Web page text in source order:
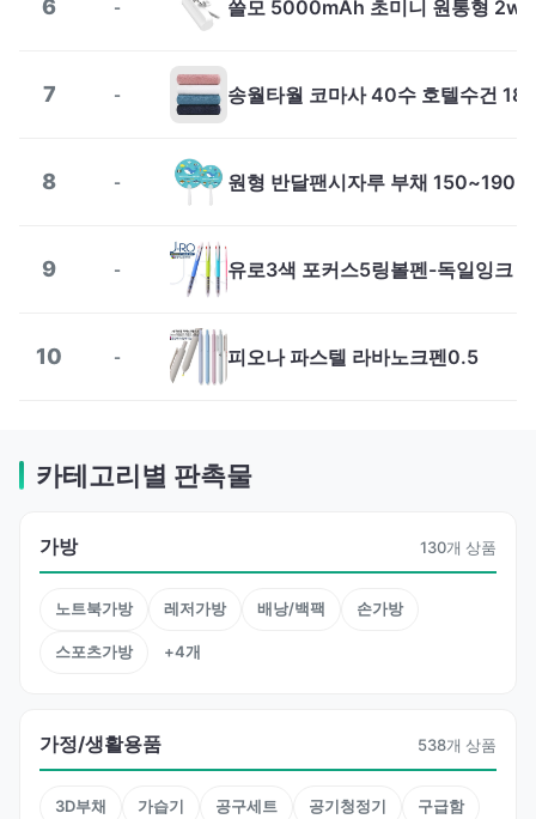
6 -
7 -
8 - 원형 반달팬시자루 부채
9 - 유로3색 포커스5링볼펜-독일잉크
10 - 피오나 파스텔 라바노크펜0.5
카테고리별 판촉물
가방 130개 상품
노트북가방 레저가방 배낭/백팩 손가방
스포츠가방 +4개
가정/생활용품 538개 상품
3D부채 가습기 공구세트 공기청정기 구급함